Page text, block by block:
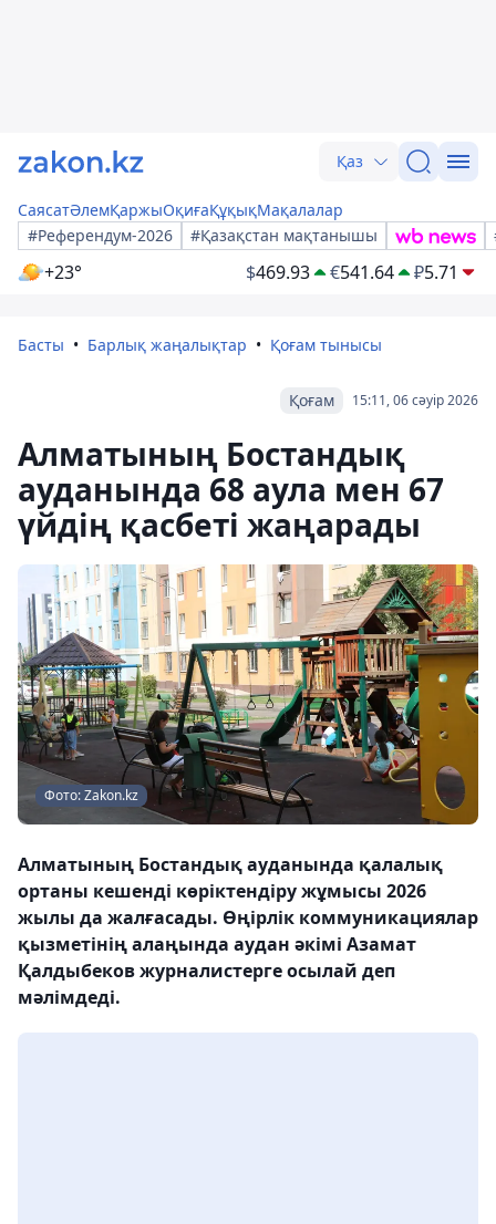
Қаз
СаясатӘлемҚаржыОқиғаҚұқықМақалалар
#Референдум-2026
#Қазақстан мақтанышы
+23° $469.93 €541.64 ₽5.71
Басты Барлық жаңалықтар Қоғам тынысы
15:11, 06 сәуір 2026
Қоғам
Алматының Бостандық
ауданында 68 аула мен 67
үйдің қасбеті жаңарады
Фото: Zakon.kz
Алматының Бостандық ауданында қалалық
ортаны кешенді көріктендіру жұмысы 2026
жылы да жалғасады. Өңірлік коммуникациялар
қызметінің алаңында аудан әкімі Азамат
Қалдыбеков журналистерге осылай деп
мәлімдеді.